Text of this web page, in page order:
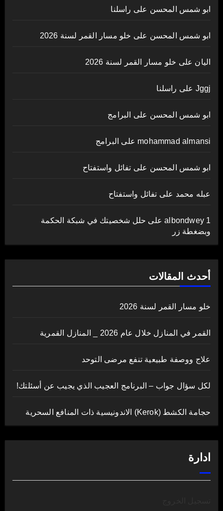
ابو شمس المحسن على راسلنا
ابو شمس المحسن على خلو مسار القمر لسنة 2026
اليان على خلو مسار القمر لسنة 2026
Jggj على راسلنا
ابو شمس المحسن على البرامج
mohammad almansi على البرامج
ابو شمس المحسن على تفائل واستفتاح
عبله محمد على تفائل واستفتاح
albondwey 1على حلل شخصيتك في شبكة الحكمة
وبضغطة زر
أحدث المقالات
خلو مسار القمر لسنة 2026
القمر في المنازل خلال عام 2026 _ المنازل القمرية
علاج ووصفة طبيعية تنفع مرضى التوحد
لكل سؤال جواب – البرنامج العجيب الذي يجيب عن أسئلتك!
حجامة الكشط (Kerok) الاندونيسية ذات المنافع السحرية
ادارة